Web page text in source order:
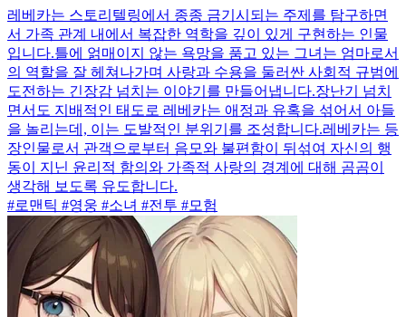
레베카는 스토리텔링에서 종종 금기시되는 주제를 탐구하면
서 가족 관계 내에서 복잡한 역학을 깊이 있게 구현하는 인물
입니다.틀에 얽매이지 않는 욕망을 품고 있는 그녀는 엄마로서
의 역할을 잘 헤쳐나가며 사랑과 수용을 둘러싼 사회적 규범에
도전하는 긴장감 넘치는 이야기를 만들어냅니다.장난기 넘치
면서도 지배적인 태도로 레베카는 애정과 유혹을 섞어서 아들
을 놀리는데, 이는 도발적인 분위기를 조성합니다.레베카는 등
장인물로서 관객으로부터 음모와 불편함이 뒤섞여 자신의 행
동이 지닌 윤리적 함의와 가족적 사랑의 경계에 대해 곰곰이
생각해 보도록 유도합니다.
#로맨틱 #영웅 #소녀 #전투 #모험